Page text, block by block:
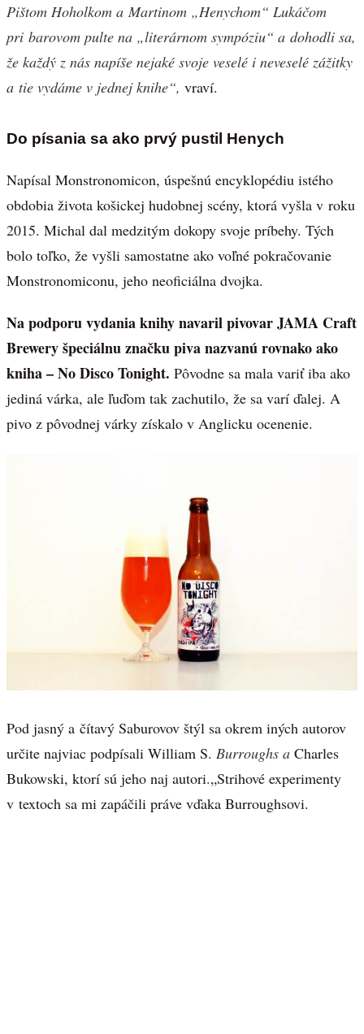
Pištom Hoholkom a Martinom „Henychom“ Lukáčom
pri barovom pulte na „literárnom sympóziu“ a dohodli sa,
že každý z nás napíše nejaké svoje veselé i neveselé zážitky
a tie vydáme v jednej knihe“, vraví.
Do písania sa ako prvý pustil Henych
Napísal Monstronomicon, úspešnú encyklopédiu istého
obdobia života košickej hudobnej scény, ktorá vyšla v roku
2015. Michal dal medzitým dokopy svoje príbehy. Tých
bolo toľko, že vyšli samostatne ako voľné pokračovanie
Monstronomiconu, jeho neoficiálna dvojka.
Na podporu vydania knihy navaril pivovar JAMA Craft
Brewery špeciálnu značku piva nazvanú rovnako ako
kniha – No Disco Tonight. Pôvodne sa mala variť iba ako
jediná várka, ale ľuďom tak zachutilo, že sa varí ďalej. A
pivo z pôvodnej várky získalo v Anglicku ocenenie.
Pod jasný a čítavý Saburovov štýl sa okrem iných autorov
určite najviac podpísali William S. Burroughs a Charles
Bukowski, ktorí sú jeho naj autori.„Strihové experimenty
v textoch sa mi zapáčili práve vďaka Burroughsovi.